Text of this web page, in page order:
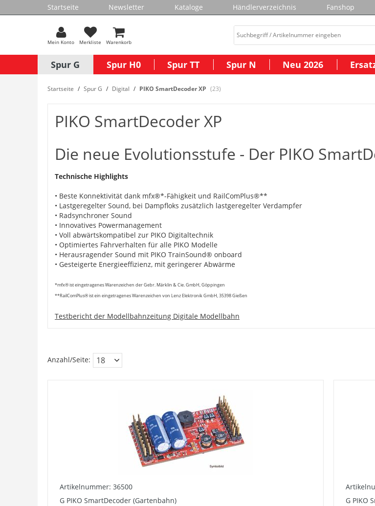
Startseite Newsletter Kataloge Händlerverzeichnis Fanshop
Mein Konto Merkliste Warenkorb
Spur G Spur H0 Spur TT Spur N Neu 2026
Startseite Spur G Digital PIKO SmartDecoder XP (23)
PIKO SmartDecoder XP
Die neue Evolutionsstufe - Der PIKO
Technische Highlights
• Beste Konnektivität dank mfx®*-Fähigkeit und RailComPlus®**
• Lastgeregelter Sound, bei Dampfloks zusätzlich lastgeregelter Verdampfer
• Radsynchroner Sound
• Innovatives Powermanagement
• Voll abwärtskompatibel zur PIKO Digitaltechnik
• Optimiertes Fahrverhalten für alle PIKO Modelle
• Herausragender Sound mit PIKO TrainSound® onboard
• Gesteigerte Energieeffizienz, mit geringerer Abwärme
*mfx® ist eingetragenes Warenzeichen der Gebr. Märklin & Cie. GmbH, Göppingen
**RailComPlus® ist ein eingetragenes Warenzeichen von Lenz Elektronik GmbH, 35398 Gießen
Testbericht der Modellbahnzeitung Digitale Modellbahn
Anzahl/Seite:
Artikelnummer: 36500
G PIKO SmartDecoder (Gartenbahn)
G PIKO